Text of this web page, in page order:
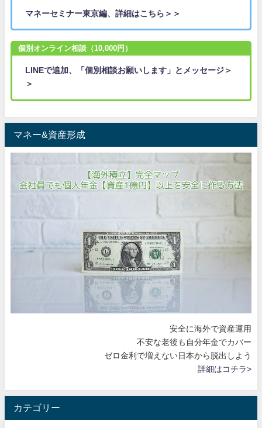
マネーセミナー東京編、詳細はこちら＞＞
個別オンライン相談（10,000円）
LINEで追加、「個別相談お願いします」とメッセージ＞
＞
マネー&資産形成
安全に海外で資産運用
不安な老後も自分年金でカバー
ゼロ金利で増えない日本から脱出しよう
詳細はコチラ>
カテゴリー